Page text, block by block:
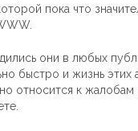
пока что
они в любых
быстро и жизнь
относится к